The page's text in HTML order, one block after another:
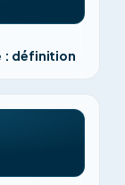
: définition